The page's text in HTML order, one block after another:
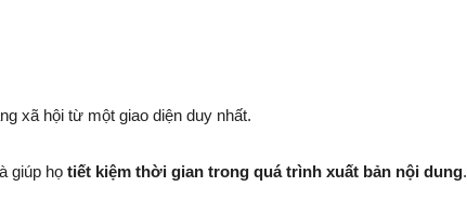
xã hội từ một giao diện duy nhất.
giúp họ tiết kiệm thời gian trong quá trình xuất bản nội dung.